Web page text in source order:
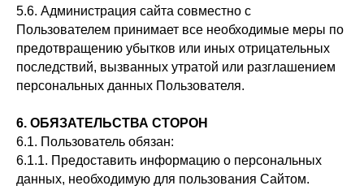
5.6. Администрация сайта совместно с
Пользователем принимает все необходимые меры по
предотвращению убытков или иных отрицательных
последствий, вызванных утратой или разглашением
персональных данных Пользователя.
6. ОБЯЗАТЕЛЬСТВА СТОРОН
6.1. Пользователь обязан:
6.1.1. Предоставить информацию о персональных
данных, необходимую для пользования Сайтом.